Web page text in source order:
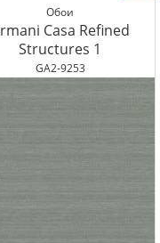
Обои
Casa Refined
Structures 1
GA2-9253